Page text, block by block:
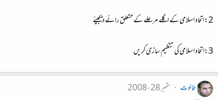
2:اتحاد اسلامی کے اگلے مرحلے کے متعلق رائے دیجیئے
3:اتحاد اسلامی کی تنظیم سازی کریں
طالوت
ستمبر 28، 2008